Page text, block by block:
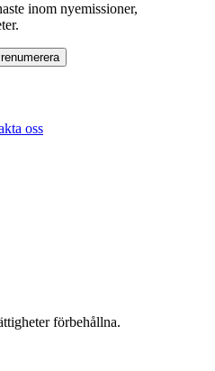
inom nyemissioner,
oss
förbehållna.